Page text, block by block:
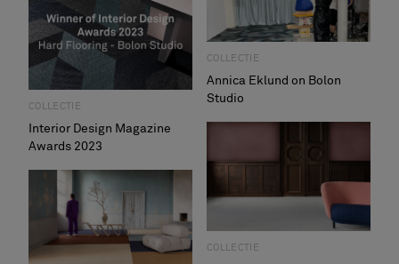
COLLECTIE
Annica Eklund on Bolon
Studio
COLLECTIE
Interior Design Magazine
Awards 2023
COLLECTIE